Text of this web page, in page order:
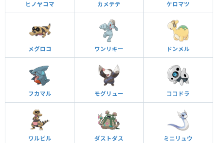
ヒノヤコマ カメテテ ケロマツ
メグロコ ワンリキー ドンメル
フカマル モグリュー ココドラ
ワルビル ダストダス ミニリュウ